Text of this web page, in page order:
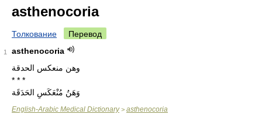
asthenocoria
Толкование Перевод
1
asthenocoria
وهن منعكس الحدقة
* * *
وَهَنُ مُنْعَكَسِ الحَدَقَة
English-Arabic Medical Dictionary> asthenocoria